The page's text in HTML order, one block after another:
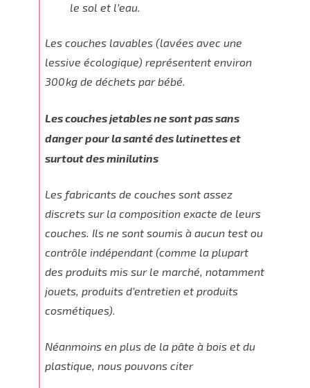
le sol et l’eau.
Les couches lavables (lavées avec une
lessive écologique) représentent environ
300kg de déchets par bébé.
Les couches jetables ne sont pas sans
danger pour la santé des lutinettes et
surtout des minilutins
Les fabricants de couches sont assez
discrets sur la composition exacte de leurs
couches. Ils ne sont soumis à aucun test ou
contrôle indépendant (comme la plupart
des produits mis sur le marché, notamment
jouets, produits d’entretien et produits
cosmétiques).
Néanmoins en plus de la pâte à bois et du
plastique, nous pouvons citer